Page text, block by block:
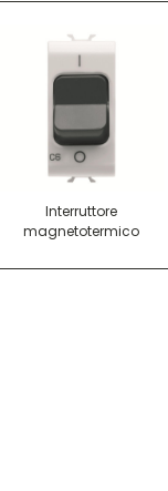
Interruttore
magnetotermico